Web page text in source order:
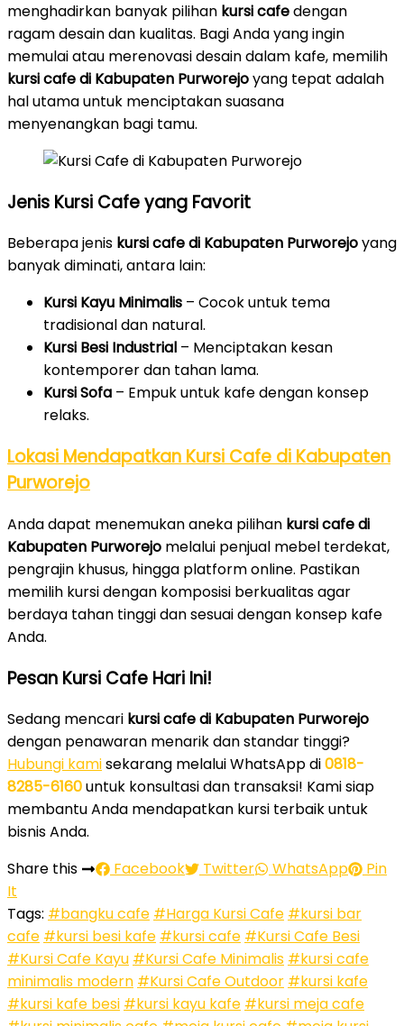
menghadirkan banyak pilihan kursi cafedengan
ragam desain dan kualitas. Bagi Anda yang ingin
memulai atau merenovasi desain dalam kafe, memilih
kursi cafe di Kabupaten Purworejoyang tepat adalah
hal utama untuk menciptakan suasana
menyenangkan bagi tamu.
Jenis Kursi Cafe yang Favorit
Beberapa jenis kursi cafe di Kabupaten Purworejoyang
banyak diminati, antara lain:
Kursi Kayu Minimalis – Cocok untuk tema
tradisional dan natural.
Kursi Besi Industrial – Menciptakan kesan
kontemporer dan tahan lama.
Kursi Sofa – Empuk untuk kafe dengan konsep
relaks.
Lokasi Mendapatkan Kursi Cafe di Kabupaten
Purworejo
Anda dapat menemukan aneka pilihan kursi cafe di
Kabupaten Purworejo melalui penjual mebel terdekat,
pengrajin khusus, hingga platform online. Pastikan
memilih kursi dengan komposisi berkualitas agar
berdaya tahan tinggi dan sesuai dengan konsep kafe
Anda.
Pesan Kursi Cafe Hari Ini!
Sedang mencari kursi cafe di Kabupaten Purworejo
dengan penawaran menarik dan standar tinggi?
Hubungi kamisekarang melalui WhatsApp di0818-
8285-6160untuk konsultasi dan transaksi! Kami siap
membantu Anda mendapatkan kursi terbaik untuk
bisnis Anda.
Share this
Facebook Twitter WhatsApp
Pin
It
Tags: #bangku cafe #Harga Kursi Cafe #kursi bar
cafe #kursi besi kafe #kursi cafe #Kursi Cafe Besi
#Kursi Cafe Kayu #Kursi Cafe Minimalis #kursi cafe
minimalis modern #Kursi Cafe Outdoor #kursi kafe
#kursi kafe besi #kursi kayu kafe #kursi meja cafe